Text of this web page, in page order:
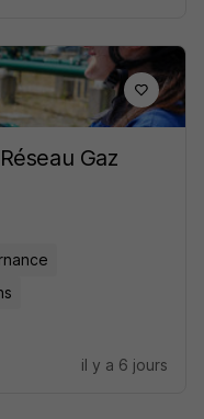
Gaz
il y a 6 jours